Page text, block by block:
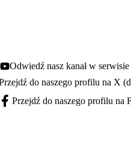
Youtube - otwiera się w nowej karcie
Odwiedź nasz kanał w
się w nowej karcie
do naszego profilu na X
Facebook - otwiera się w nowej karcie
Przejdź do naszego profilu na